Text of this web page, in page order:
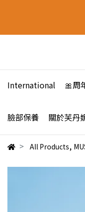
International 🎀周
臉部保養 關於芙丹
All Products,